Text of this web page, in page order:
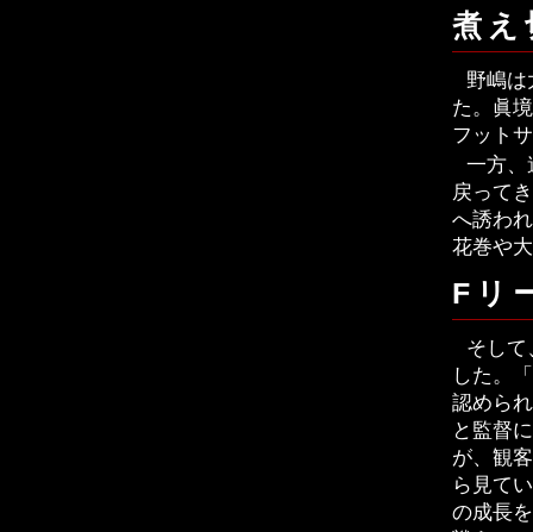
煮え
野嶋は
た。眞
フット
一方、
戻って
へ誘わ
花巻や
Fリ
そして
した。
認めら
と監督
が、観
ら見て
の成長